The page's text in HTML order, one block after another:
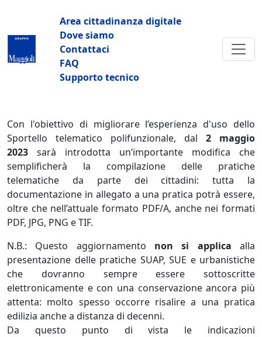
Navigazione principale
Area cittadinanza digitale
Dove siamo
Contattaci
FAQ
Supporto tecnico
Con l'obiettivo di migliorare l’esperienza d'uso dello
Sportello telematico polifunzionale, dal 2 maggio
2023 sarà introdotta un’importante modifica che
semplificherà la compilazione delle pratiche
telematiche da parte dei cittadini: tutta la
documentazione in allegato a una pratica potrà essere,
oltre che nell’attuale formato PDF/A, anche nei formati
PDF, JPG, PNG e TIF.
N.B.: Questo aggiornamento non si applica alla
presentazione delle pratiche SUAP, SUE e urbanistiche
che dovranno sempre essere sottoscritte
elettronicamente e con una conservazione ancora più
attenta: molto spesso occorre risalire a una pratica
edilizia anche a distanza di decenni.
Da questo punto di vista le indicazioni